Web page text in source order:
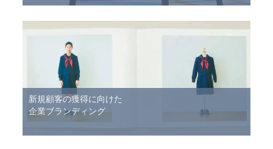
新規顧客の獲得に向けた
企業ブランディング